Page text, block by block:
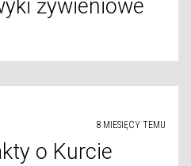
żywieniowe
8 MIESIĘCY TEMU
o Kurcie